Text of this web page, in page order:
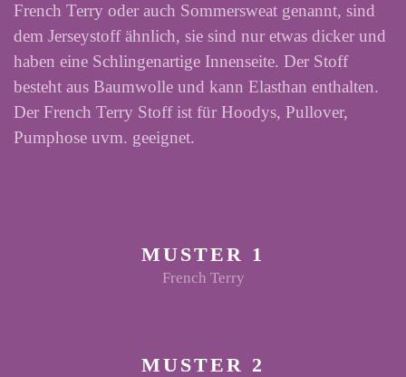
French Terry oder auch Sommersweat genannt, sind
dem Jerseystoff ähnlich, sie sind nur etwas dicker und
haben eine Schlingenartige Innenseite. Der Stoff
besteht aus Baumwolle und kann Elasthan enthalten.
Der French Terry Stoff ist für Hoodys, Pullover,
Pumphose uvm. geeignet.
MUSTER 1
French Terry
MUSTER 2